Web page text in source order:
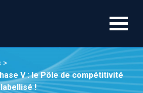
>
V : le Pôle de compétitivité
!